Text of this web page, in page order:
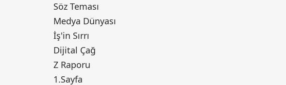
Söz Teması
Medya Dünyası
İş'in Sırrı
Dijital Çağ
Z Raporu
1.Sayfa